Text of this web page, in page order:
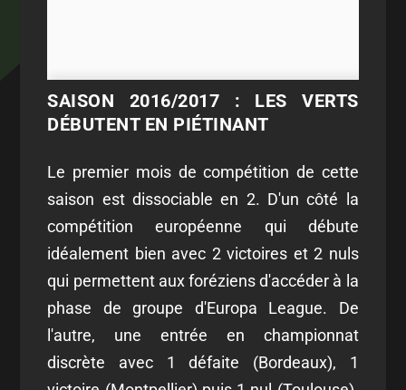
SAISON 2016/2017 : LES VERTS
DÉBUTENT EN PIÉTINANT
Le premier mois de compétition de cette
saison est dissociable en 2. D'un côté la
compétition européenne qui débute
idéalement bien avec 2 victoires et 2 nuls
qui permettent aux foréziens d'accéder à la
phase de groupe d'Europa League. De
l'autre, une entrée en championnat
discrète avec 1 défaite (Bordeaux), 1